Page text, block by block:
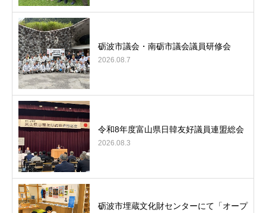
砺波市議会・南砺市議会議員研修会
2026.08.7
令和8年度富山県日韓友好議員連盟総会
2026.08.3
砺波市埋蔵文化財センターにて「オープ